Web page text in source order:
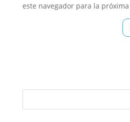
este navegador para la